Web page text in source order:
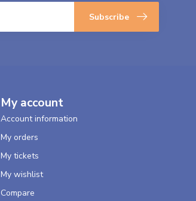
Subscribe
My account
Account information
My orders
My tickets
My wishlist
Compare